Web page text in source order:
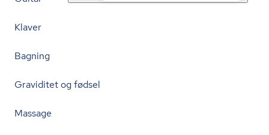
Klaver
Bagning
Graviditet og fødsel
Massage